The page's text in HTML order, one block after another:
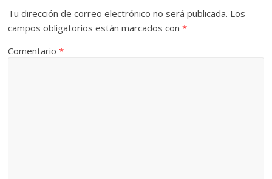
Tu dirección de correo electrónico no será publicada. Los
campos obligatorios están marcados con*
Comentario*